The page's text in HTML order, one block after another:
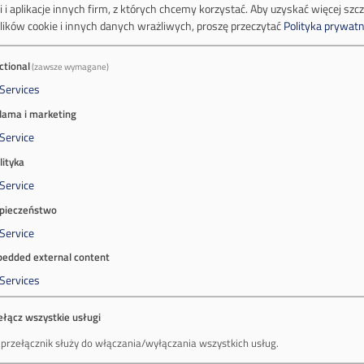
i aplikacje innych firm, z których chcemy korzystać.Aby uzyskać więcej
cookie i innych danych wrażliwych, proszę przeczytaćPolityka
(zawsze wymagane)
Services
i marketing
Service
Service
Service
external content
Services
wszystkie usługi
służy do włączania/wyłączania wszystkich usług.